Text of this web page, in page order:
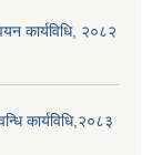
कार्यविधि, २०८२
कार्यविधि,२०८३